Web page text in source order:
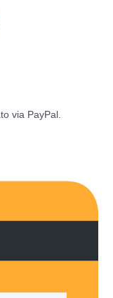
via PayPal.